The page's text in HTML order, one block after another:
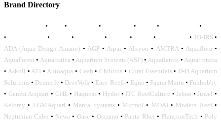
Brand Directory
• • • • • •
•
• • • • • • 3D-IRS •
ADA (Aqua Design Amano) • AGP• Aipai • Alxyon • AMTRA• Aquaflora •
AquaForest • Aquaristica • Aquarium Systems (ASF)• Aquatlantis • Aquatronica
• Askoll • ATI • Autoaqua • Ceab • Chihiros • Coral Essentials• D-D Aquarium
Solutions • Dennerle • DiveVolk • Easy Reefs• Equo • Fauna Marin • Funhobby
• Genesi Acquari • GHL • Haquoss• Hydor • ITC ReefCulture •Jebao •Juwel •
Keloray • LGMAquari • Manta Systems• Micmol • MOAI • Modern Reef•
Neptunian Cube • Newa • Oase • Oceamo • Panta Rhei • PlanctonTech • Poly